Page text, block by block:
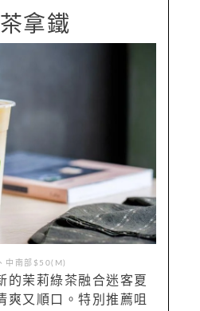
拿鐵
中南部$50(M)
的茉莉綠茶融合迷客夏
爽又順口。特別推薦咀